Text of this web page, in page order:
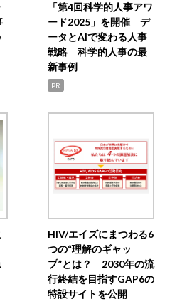
「第4回科学的人事アワ
ード2025」を開催 デ
ータとAIで変わる人事
戦略 科学的人事の最
新事例
PR
HIV/エイズにまつわる6
つの“理解のギャッ
プ”とは？ 2030年の流
行終結を目指すGAP6の
特設サイトを公開